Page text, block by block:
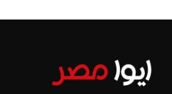
إنفانتينو يخطو نحو ولاية
عمر إبراهيم